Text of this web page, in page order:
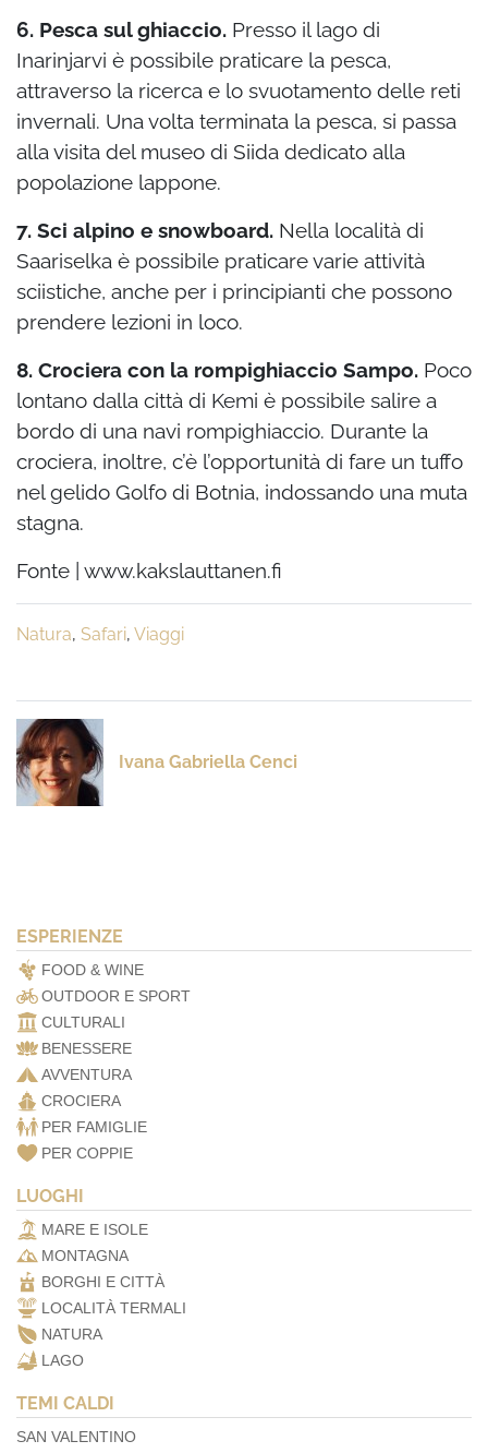
6. Pesca sul ghiaccio. Presso il lago di
Inarinjarvi è possibile praticare la pesca,
attraverso la ricerca e lo svuotamento delle reti
invernali. Una volta terminata la pesca, si passa
alla visita del museo di Siida dedicato alla
popolazione lappone.
7. Sci alpino e snowboard. Nella località di
Saariselka è possibile praticare varie attività
sciistiche, anche per i principianti che possono
prendere lezioni in loco.
8. Crociera con la rompighiaccio Sampo. Poco
lontano dalla città di Kemi è possibile salire a
bordo di una navi rompighiaccio. Durante la
crociera, inoltre, c’è l’opportunità di fare un tuffo
nel gelido Golfo di Botnia, indossando una muta
stagna.
Fonte | www.kakslauttanen.fi
Natura, Safari, Viaggi
Ivana Gabriella Cenci
ESPERIENZE
FOOD & WINE
OUTDOOR E SPORT
CULTURALI
BENESSERE
AVVENTURA
CROCIERA
PER FAMIGLIE
PER COPPIE
LUOGHI
MARE E ISOLE
MONTAGNA
BORGHI E CITTÀ
LOCALITÀ TERMALI
NATURA
LAGO
TEMI CALDI
SAN VALENTINO